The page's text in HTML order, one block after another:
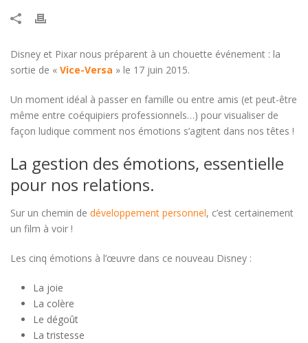
Disney et Pixar nous préparent à un chouette événement : la
sortie de « Vice-Versa » le 17 juin 2015.
Un moment idéal à passer en famille ou entre amis (et peut-être
même entre coéquipiers professionnels…) pour visualiser de
façon ludique comment nos émotions s’agitent dans nos têtes !
La gestion des émotions, essentielle
pour nos relations.
Sur un chemin de développement personnel, c’est certainement
un film à voir !
Les cinq émotions à l’œuvre dans ce nouveau Disney :
La joie
La colère
Le dégoût
La tristesse